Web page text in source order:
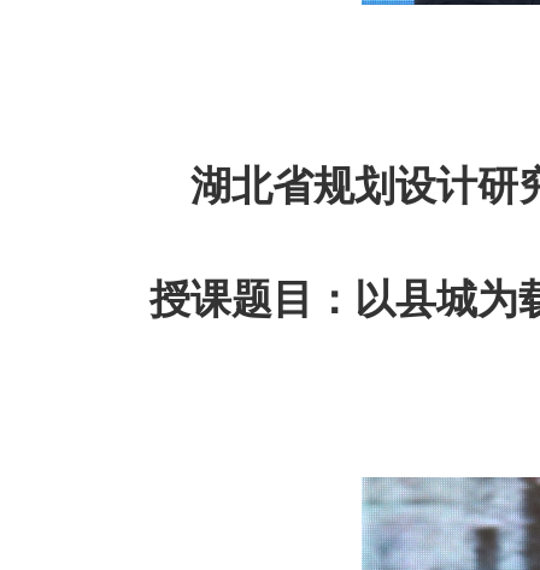
湖北省规划设计研
授课题目：以县城为